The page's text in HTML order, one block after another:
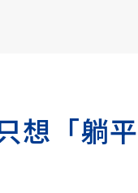
想「躺